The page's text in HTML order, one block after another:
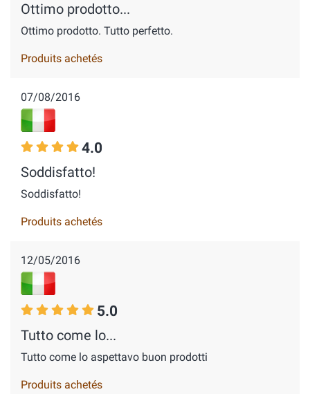
Ottimo prodotto...
Ottimo prodotto. Tutto perfetto.
Produits achetés
07/08/2016
4.0
Soddisfatto!
Soddisfatto!
Produits achetés
12/05/2016
5.0
Tutto come lo...
Tutto come lo aspettavo buon prodotti
Produits achetés